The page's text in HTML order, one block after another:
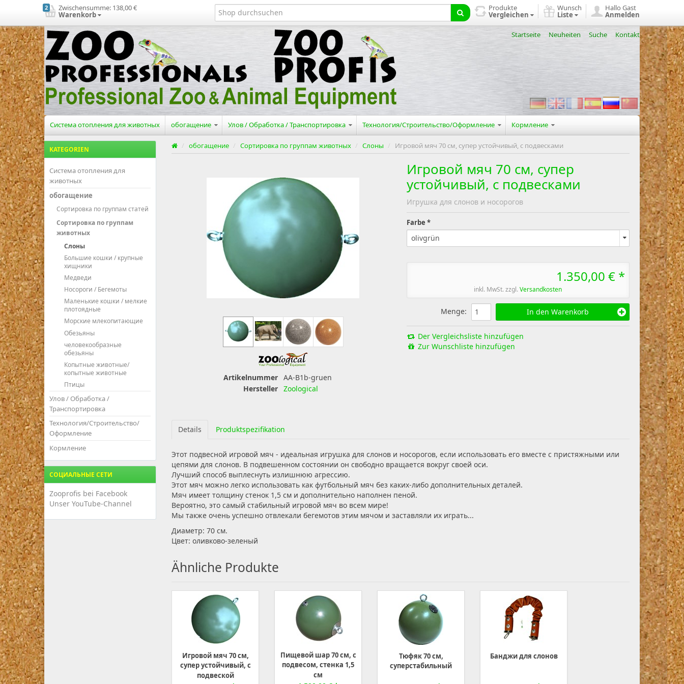
2 Zwischensumme: 138,00 €
Warenkorb
Hallo Gast
Anmelden
Wunsch
Liste
Produkte
Vergleichen
Startseite Neuheiten Suche Kontakt
Система отопления для животных обогащение Улов / Обработка / Транспортировка Технология/Строительство/Оформление Кормление
KATEGORIEN
Система отопления для
животных
обогащение
Сортировка по группам статей
Сортировка по группам
животных
Слоны
Большие кошки / крупные
хищники
Медведи
Носороги / Бегемоты
Маленькие кошки / мелкие
плотоядные
Морские млекопитающие
Обезьяны
человекообразные
обезьяны
Копытные животные/
копытные животные
Птицы
Улов / Обработка /
Транспортировка
Технология/Строительство/
Оформление
Кормление
СОЦИАЛЬНЫЕ СЕТИ
Zooprofis bei Facebook
Unser YouTube-Channel
/ обогащение / Сортировка по группам животных / Слоны / Игровой мяч 70 см, супер устойчивый, с подвесками
Artikelnummer AA-B1b-gruen
Hersteller Zoological
Игровой мяч 70 см, супер
устойчивый, с подвесками
Игрушка для слонов и носорогов
Farbe
olivgrün
1.350,00 € *
inkl. MwSt. zzgl.Versandkosten
Menge: In den Warenkorb
Der Vergleichsliste hinzufügen
Zur Wunschliste hinzufügen
Details Produktspezifikation
Этот подвесной игровой мяч - идеальная игрушка для слонов и носорогов, если использовать его вместе с пристяжными или
цепями для слонов. В подвешенном состоянии он свободно вращается вокруг своей оси.
Лучший способ выплеснуть излишнюю агрессию.
Этот мяч можно легко использовать как футбольный мяч без каких-либо дополнительных деталей.
Мяч имеет толщину стенок 1,5 см и дополнительно наполнен пеной.
Вероятно, это самый стабильный игровой мяч во всем мире!
Мы также очень успешно отвлекали бегемотов этим мячом и заставляли их играть...
Диаметр: 70 см.
Цвет: оливково-зеленый
Ähnliche Produkte
Игровой мяч 70 см,
супер устойчивый, с
подвеской
Пищевой шар 70 см, с
подвесом, стенка 1,5
см
Тюфяк 70 см,
суперстабильный
Банджи для слонов